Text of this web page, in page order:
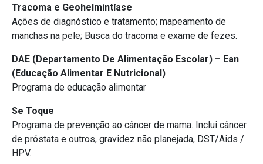
Tracoma e Geohelmintíase
Ações de diagnóstico e tratamento; mapeamento de
manchas na pele; Busca do tracoma e exame de fezes.
DAE (Departamento De Alimentação Escolar) – Ean
(Educação Alimentar E Nutricional)
Programa de educação alimentar
Se Toque
Programa de prevenção ao câncer de mama. Inclui câncer
de próstata e outros, gravidez não planejada, DST/Aids /
HPV.